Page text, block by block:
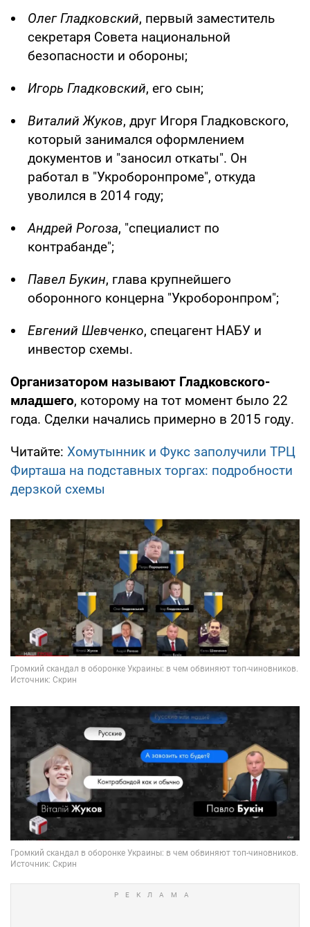
Олег Гладковский, первый заместитель
секретаря Совета национальной
безопасности и обороны;
Игорь Гладковский, его сын;
Виталий Жуков, друг Игоря Гладковского,
который занимался оформлением
документов и "заносил откаты". Он
работал в "Укроборонпроме", откуда
уволился в 2014 году;
Андрей Рогоза, "специалист по
контрабанде";
Павел Букин, глава крупнейшего
оборонного концерна "Укроборонпром";
Евгений Шевченко, спецагент НАБУ и
инвестор схемы.
Организатором называют Гладковского-
младшего, которому на тот момент было 22
года. Сделки начались примерно в 2015 году.
Читайте: Хомутынник и Фукс заполучили ТРЦ
Фирташа на подставных торгах: подробности
дерзкой схемы